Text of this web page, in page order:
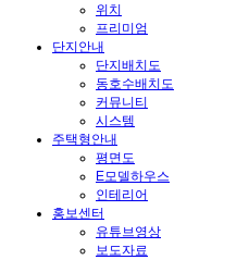
위치
프리미엄
단지안내
단지배치도
동호수배치도
커뮤니티
시스템
주택형안내
평면도
E모델하우스
인테리어
홍보센터
유튜브영상
보도자료